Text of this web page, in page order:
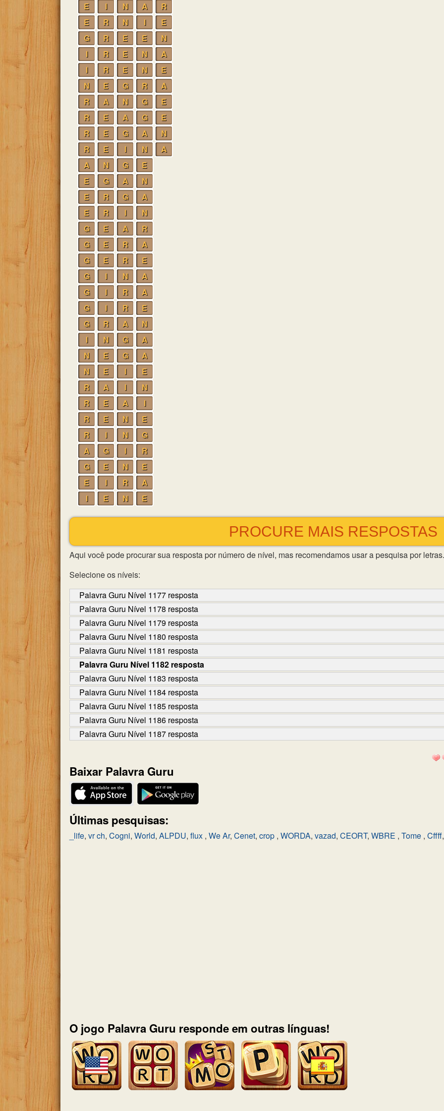
E
I N A
R
E
R N I
E
G
R E E
N
I
R E N
A
I
R E N
E
N
E G R
A
R
A N G
E
R
E A G
E
R
E G A
N
R
E I N
A
A
N G
E
E
G A
N
E
R G
A
E
R I
N
G
E A
R
G
E R
A
G
E R
E
G
I N
A
G
I R
A
G
I R
E
G
R A
N
I
N G
A
N
E G
A
N
E I
E
R
A I
N
R
E A
I
R
E N
E
R
I N
G
A
G I
R
G
E N
E
E
I R
A
I
E N E
PROCURE MAIS RESPOSTAS
Aqui você pode procurar sua resposta por número de nível, mas recomendamos usar a pesquisa por letras.
Selecione os níveis:
Palavra Guru Nível 1177 resposta
Palavra Guru Nível 1178 resposta
Palavra Guru Nível 1179 resposta
Palavra Guru Nível 1180 resposta
Palavra Guru Nível 1181 resposta
Palavra Guru Nível 1182 resposta
Palavra Guru Nível 1183 resposta
Palavra Guru Nível 1184 resposta
Palavra Guru Nível 1185 resposta
Palavra Guru Nível 1186 resposta
Palavra Guru Nível 1187 resposta
Baixar Palavra Guru
Últimas pesquisas:
_life, vr ch, Cogni, World, ALPDU, flux , We Ar, Cenet, crop , WORDA, vazad, CEORT, WBRE , Tome , Cffff
O jogo Palavra Guru responde em outras línguas!